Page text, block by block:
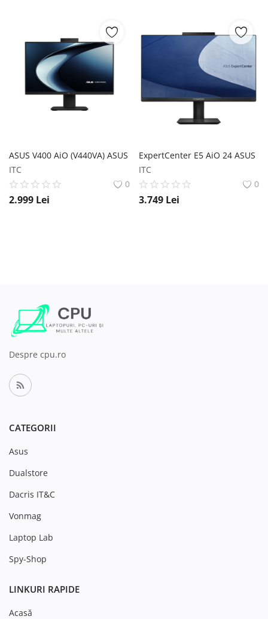
ASUS V400 AiO (V440VA) ASUS
ITC
0
2.999 Lei
ExpertCenter E5 AiO 24 ASUS
ITC
0
3.749 Lei
Despre cpu.ro
CATEGORII
Asus
Dualstore
Dacris IT&C
Vonmag
Laptop Lab
Spy-Shop
LINKURI RAPIDE
Acasă